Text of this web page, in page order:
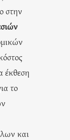
στην
έκθεση
το
και